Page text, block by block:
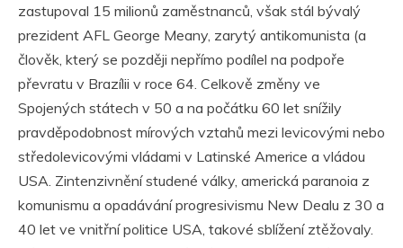
zastupoval 15 milionů zaměstnanců, však stál bývalý
prezident AFL George Meany, zarytý antikomunista (a
člověk, který se později nepřímo podílel na podpoře
převratu v Brazílii v roce 64. Celkově změny ve
Spojených státech v 50 a na počátku 60 let snížily
pravděpodobnost mírových vztahů mezi levicovými nebo
středolevicovými vládami v Latinské Americe a vládou
USA. Zintenzivnění studené války, americká paranoia z
komunismu a opadávání progresivismu New Dealu z 30 a
40 let ve vnitřní politice USA, takové sblížení ztěžovaly.